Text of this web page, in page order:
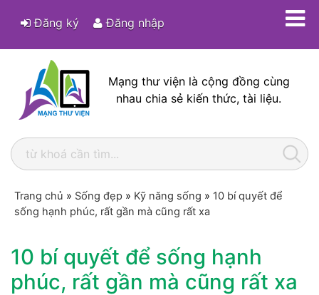
Đăng ký Đăng nhập
Mạng thư viện là cộng đồng cùng
nhau chia sẻ kiến thức, tài liệu.
Trang chủ » Sống đẹp » Kỹ năng sống » 10 bí quyết để
sống hạnh phúc, rất gần mà cũng rất xa
10 bí quyết để sống hạnh
phúc, rất gần mà cũng rất xa